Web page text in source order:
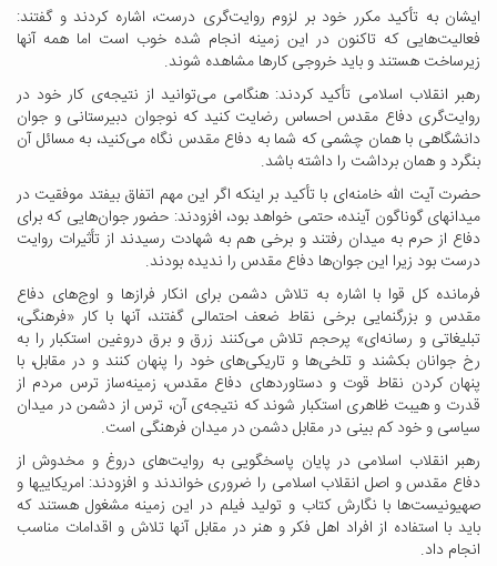
ایشان به تأکید مکرر خود بر لزوم روایت‌گری درست، اشاره کردند و گفتند:
فعالیت‌هایی که تاکنون در این زمینه انجام شده خوب است اما همه آنها
زیرساخت هستند و باید خروجی کارها مشاهده شوند.
رهبر انقلاب اسلامی تأکید کردند: هنگامی می‌توانید از نتیجه‌ی کار خود در
روایت‌گری دفاع مقدس احساس رضایت کنید که نوجوان دبیرستانی و جوان
دانشگاهی با همان چشمی که شما به دفاع مقدس نگاه می‌کنید، به مسائل آن
بنگرد و همان برداشت را داشته باشد.
حضرت آیت الله خامنه‌ای با تأکید بر اینکه اگر این مهم اتفاق بیفتد موفقیت در
میدانهای گوناگون آینده، حتمی خواهد بود، افزودند: حضور جوان‌هایی که برای
دفاع از حرم به میدان رفتند و برخی هم به شهادت رسیدند از تأثیرات روایت
درست بود زیرا این جوان‌ها دفاع مقدس را ندیده بودند.
فرمانده کل قوا با اشاره به تلاش دشمن برای انکار فرازها و اوج‌های دفاع
مقدس و بزرگنمایی برخی نقاط ضعف احتمالی گفتند، آنها با کار «فرهنگی،
تبلیغاتی و رسانه‌ای» پرحجم تلاش می‌کنند زرق و برق دروغین استکبار را به
رخ جوانان بکشند و تلخی‌ها و تاریکی‌های خود را پنهان کنند و در مقابل، با
پنهان کردن نقاط قوت و دستاوردهای دفاع مقدس،‌ زمینه‌ساز ترس مردم از
قدرت و هیبت ظاهری استکبار شوند که نتیجه‌ی آن، ترس از دشمن در میدان
سیاسی و خود کم بینی در مقابل دشمن در میدان فرهنگی است.
رهبر انقلاب اسلامی در پایان پاسخگویی به روایت‌های دروغ و مخدوش از
دفاع مقدس و اصل انقلاب اسلامی را ضروری خواندند و افزودند: امریکاییها و
صهیونیست‌ها با نگارش کتاب و تولید فیلم در این زمینه مشغول هستند که
باید با استفاده از افراد اهل فکر و هنر در مقابل آنها تلاش و اقدامات مناسب
انجام داد.